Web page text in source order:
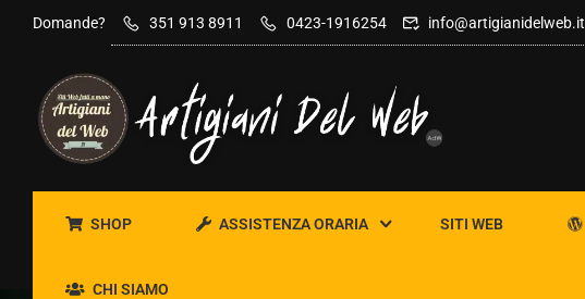
contenuto
Domande? 351 913 8911 0423-1916254 info@artigianidelweb.it
SHOP ASSISTENZA ORARIA SITI WEB
CHI SIAMO
NEWS